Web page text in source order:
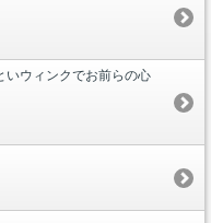
いウィンクでお前らの心